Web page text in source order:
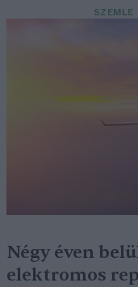
SZEMLE
Négy éven
elektromos